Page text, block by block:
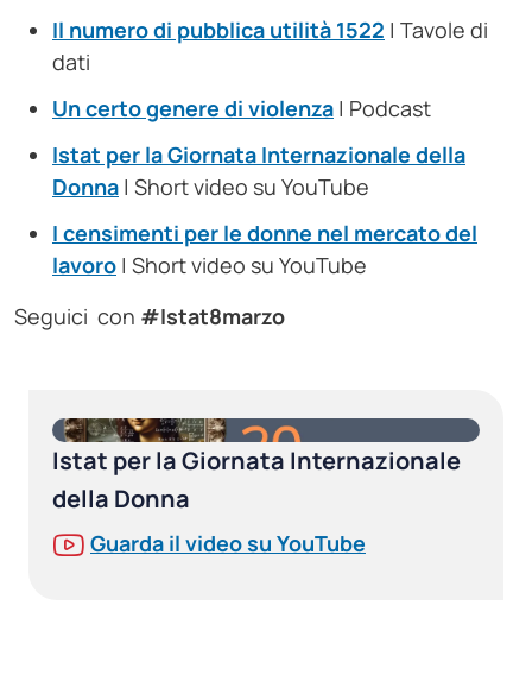
Il numero di pubblica utilità 1522 | Tavole di
dati
Un certo genere di violenza | Podcast
Istat per la Giornata Internazionale della
Donna | Short video su YouTube
I censimenti per le donne nel mercato del
lavoro | Short video su YouTube
Seguici con #Istat8marzo
Istat per la Giornata Internazionale
della Donna
Guarda il video su YouTube